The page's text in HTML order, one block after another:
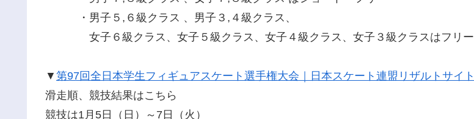
・男子５,６級クラス 、男子３,４級クラス、
女子６級クラス、女子５級クラス、女子４級クラス、女子３級クラスはフリー
▼ 第97回全日本学生フィギュアスケート選手権大会｜日本スケート連盟リザルトサイト
滑走順、競技結果はこちら
競技は1月5日（日）～7日（火）